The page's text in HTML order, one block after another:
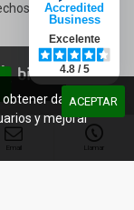
reservados
Email Llamar
ACEPTAR
obtener datos
y mejorar
Accredited
Business
Excelente
4.8 / 5